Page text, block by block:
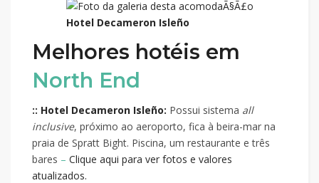
Hotel Decameron Isleño
Melhores hotéis em
North End
:: Hotel Decameron Isleño: Possui sistema all
inclusive, próximo ao aeroporto, fica à beira-mar na
praia de Spratt Bight. Piscina, um restaurante e três
bares – Clique aqui para ver fotos e valores
atualizados.